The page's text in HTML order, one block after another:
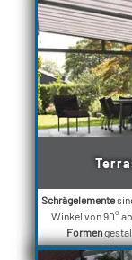
Schrägelemente
Winkel von 90°
Formen